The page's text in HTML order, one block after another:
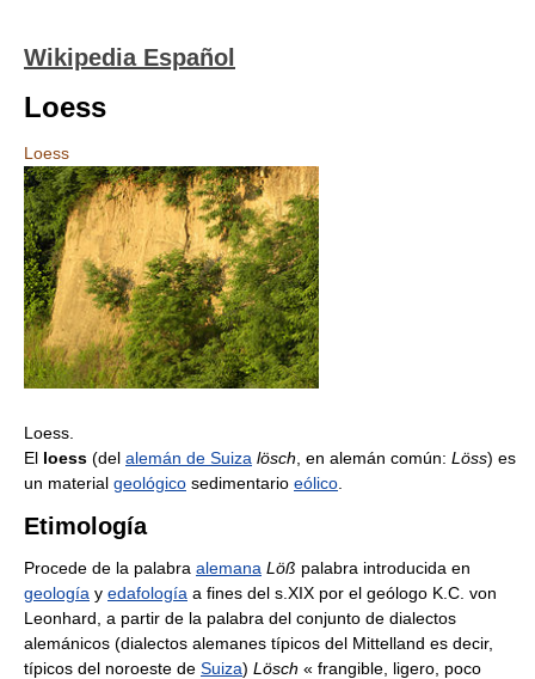
Wikipedia Español
Loess
Loess
Loess.
El loess (del alemán de Suiza lösch , en alemán común: Löss) es
un material geológico sedimentario eólico
Etimología
Procede de la palabra alemana Löß palabra introducida en
geología y edafología a fines del s.XIX por el geólogo K.C. von
Leonhard, a partir de la palabra del conjunto de dialectos
alemánicos (dialectos alemanes típicos del Mittelland es decir,
típicos del noroeste de Suiza) Lösch « frangible, ligero, poco